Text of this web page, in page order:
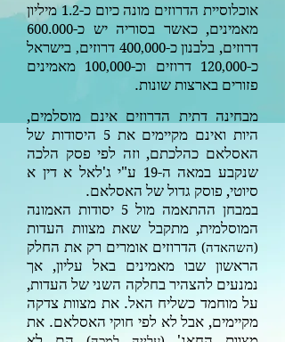
אוכלוסיית הדרוזים מונה כיום כ-1.2 מיליון
מאמינים, כאשר בסוריה יש כ-600.000
דרוזים, בלבנון כ-400,000 דרוזים, בישראל
כ-120,000 דרוזים וכ-100,000
מאמינים
פזורים בארצות שונות.
מבחינה דתית הדרוזים אינם מוסלמים,
היות ואינם מקיימים את5 היסודות של
האסלאם כהלכתם, וזה לפי פסק הלכה
שנקבע במאה ה-19 ע"י ג'לאל א דין א
סיוטי, פוסק גדול של האסלאם.
במבחן ההתאמה מול 5 יסודות האמונה
המוסלמית, מתקבל שאת מצוות העדות
(השהאדה) הדרוזים אומרים רק את החלק
הראשון שבו מאמינים באל עליון, אך
נמנעים להצהיר בחלקה השני של העדות,
על מוחמד כשליח האל. את מצוות צדקה
מקיימים, אבל לא לפי חוקי האסלאם. את